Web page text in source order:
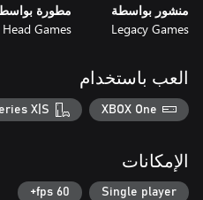
the Detective. Become Wolfe.
منشور بواسطة
Legacy Games
مطورة
Games
العب باستخدام
XBOX One
X|S
الإمكانات
Single player
60 fps+